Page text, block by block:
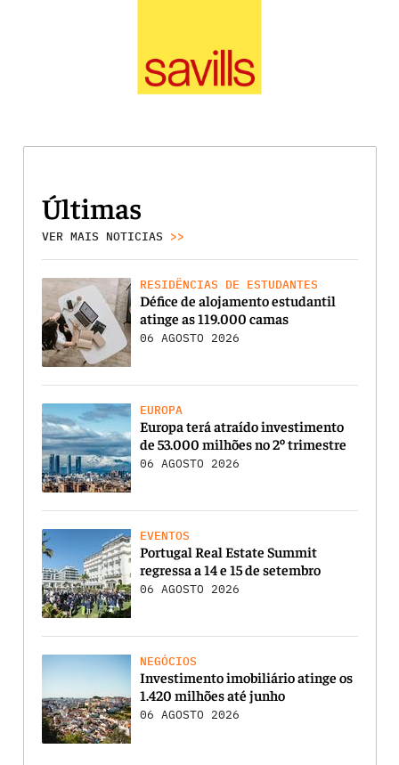
Últimas
VER MAIS NOTICIAS >>
RESIDÊNCIAS DE ESTUDANTES
Défice de alojamento estudantil
atinge as 119.000 camas
06 AGOSTO 2026
EUROPA
Europa terá atraído investimento
de 53.000 milhões no 2º trimestre
06 AGOSTO 2026
EVENTOS
Portugal Real Estate Summit
regressa a 14 e 15 de setembro
06 AGOSTO 2026
NEGÓCIOS
Investimento imobiliário atinge os
1.420 milhões até junho
06 AGOSTO 2026